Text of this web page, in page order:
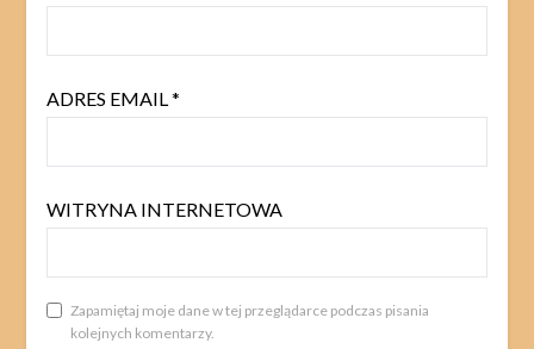
ADRES EMAIL*
WITRYNA INTERNETOWA
Zapamiętaj moje dane w tej przeglądarce podczas pisania
kolejnych komentarzy.